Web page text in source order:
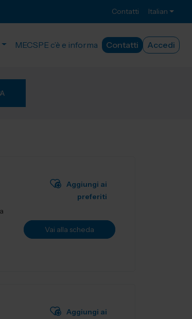
Contatti Italian
MECSPE c’è e informa Contatti Accedi
Aggiungi ai
preferiti
Vai alla scheda
Aggiungi ai